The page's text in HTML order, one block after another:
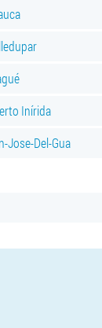
Inírida
Jose-Del-Gua